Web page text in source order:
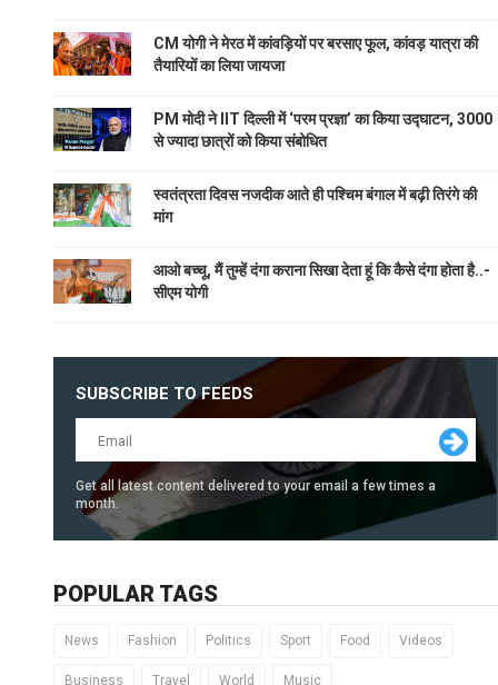
CM योगी ने मेरठ में कांवड़ियों पर बरसाए फूल, कांवड़ यात्रा की
तैयारियों का लिया जायजा
PM मोदी ने IIT दिल्ली में ‘परम प्रज्ञा’ का किया उद्घाटन, 3000
से ज्यादा छात्रों को किया संबोधित
स्वतंत्रता दिवस नजदीक आते ही पश्चिम बंगाल में बढ़ी तिरंगे की
मांग
आओ बच्चू, मैं तुम्हें दंगा कराना सिखा देता हूं कि कैसे दंगा होता है..-
सीएम योगी
SUBSCRIBE TO FEEDS
Get all latest content delivered to your email a few times a
month.
POPULAR TAGS
News Fashion Politics Sport Food Videos
Business Travel World Music